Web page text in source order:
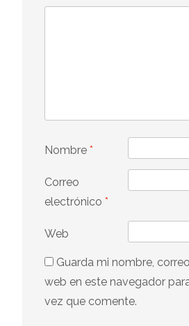
Nombre *
Correo
electrónico *
Web
Guarda mi nombre,
web en este navegador
vez que comente.